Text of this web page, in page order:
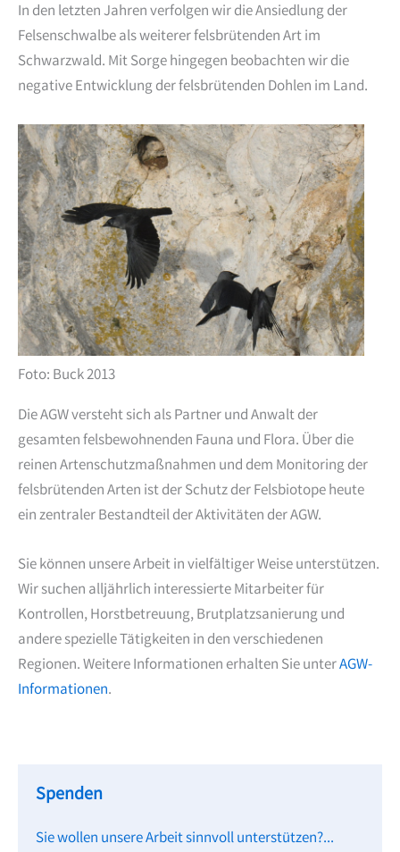
In den letzten Jahren verfolgen wir die Ansiedlung der
Felsenschwalbe als weiterer felsbrütenden Art im
Schwarzwald. Mit Sorge hingegen beobachten wir die
negative Entwicklung der felsbrütenden Dohlen im Land.
Foto: Buck 2013
Die AGW versteht sich als Partner und Anwalt der
gesamten felsbewohnenden Fauna und Flora. Über die
reinen Artenschutzmaßnahmen und dem Monitoring der
felsbrütenden Arten ist der Schutz der Felsbiotope heute
ein zentraler Bestandteil der Aktivitäten der AGW.
Sie können unsere Arbeit in vielfältiger Weise unterstützen.
Wir suchen alljährlich interessierte Mitarbeiter für
Kontrollen, Horstbetreuung, Brutplatzsanierung und
andere spezielle Tätigkeiten in den verschiedenen
Regionen. Weitere Informationen erhalten Sie unterAGW-
Informationen.
Spenden
Sie wollen unsere Arbeit sinnvoll unterstützen?...